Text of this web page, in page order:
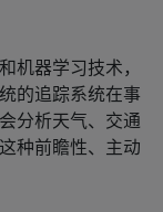
机器学习技术，
的追踪系统在事
分析天气、交通
种前瞻性、主动